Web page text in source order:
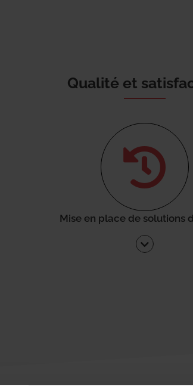
Qualité et
Mise en place de solutions